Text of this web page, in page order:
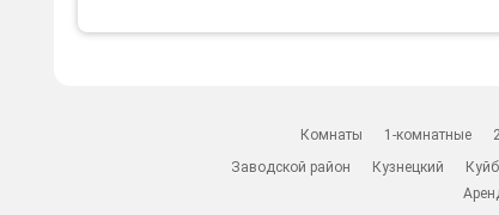
Комнаты 1-комнатные
Заводской район
Кузнецкий